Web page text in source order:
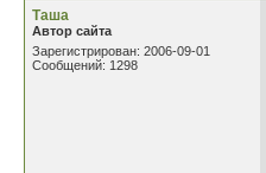
Таша
Автор сайта
Зарегистрирован: 2006-09-01
Сообщений: 1298